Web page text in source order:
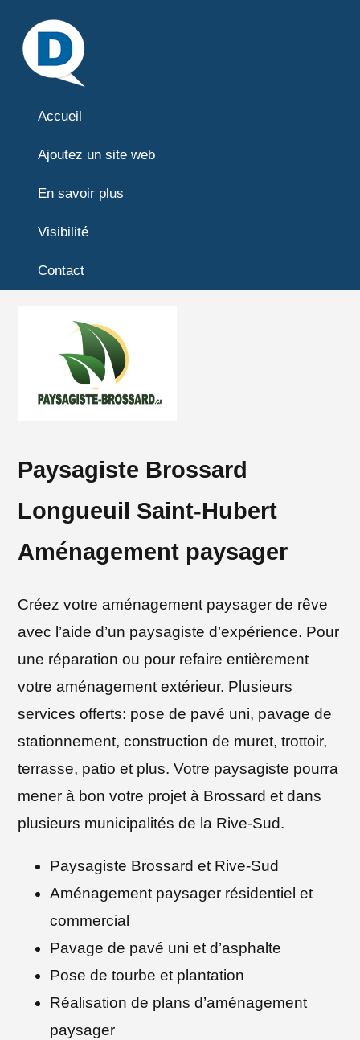
Accueil
Ajoutez un site web
En savoir plus
Visibilité
Contact
Paysagiste Brossard
Longueuil Saint-Hubert
Aménagement paysager
Créez votre aménagement paysager de rêve
avec l’aide d’un paysagiste d’expérience. Pour
une réparation ou pour refaire entièrement
votre aménagement extérieur. Plusieurs
services offerts: pose de pavé uni, pavage de
stationnement, construction de muret, trottoir,
terrasse, patio et plus. Votre paysagiste pourra
mener à bon votre projet à Brossard et dans
plusieurs municipalités de la Rive-Sud.
Paysagiste Brossard et Rive-Sud
Aménagement paysager résidentiel et
commercial
Pavage de pavé uni et d’asphalte
Pose de tourbe et plantation
Réalisation de plans d’aménagement
paysager